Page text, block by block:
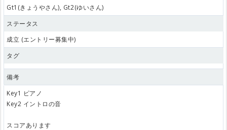
Gt1(きょうやさん), Gt2(ゆいさん)
ステータス
成立 (エントリー募集中)
タグ
備考
Key1 ピアノ
Key2 イントロの音
スコアあります